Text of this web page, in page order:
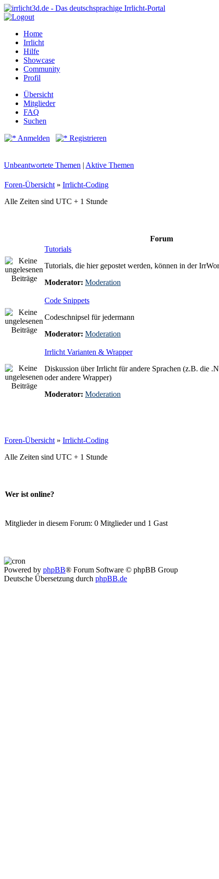
Home
Irrlicht
Hilfe
Showcase
Community
Profil
Übersicht
Mitglieder
FAQ
Suchen
Anmelden Registrieren
Unbeantwortete Themen | Aktive Themen
Foren-Übersicht » Irrlicht-Coding
Alle Zeiten sind UTC + 1 Stunde
Forum
Tutorials
Tutorials, die hier gepostet werden, können in der
Moderator: Moderation
Code Snippets
Codeschnipsel für jedermann
Moderator: Moderation
Irrlicht Varianten & Wrapper
Diskussion über Irrlicht für andere Sprachen (z.B. die
oder andere Wrapper)
Moderator: Moderation
Foren-Übersicht » Irrlicht-Coding
Alle Zeiten sind UTC + 1 Stunde
Wer ist online?
Mitglieder in diesem Forum: 0 Mitglieder und 1 Gast
Powered by phpBB® Forum Software © phpBB Group
Deutsche Übersetzung durch phpBB.de